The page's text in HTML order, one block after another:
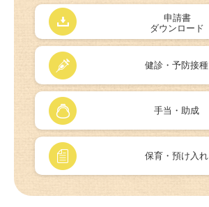
申請書
ダウンロード
健診・予防接種
手当・助成
保育・預け入れ